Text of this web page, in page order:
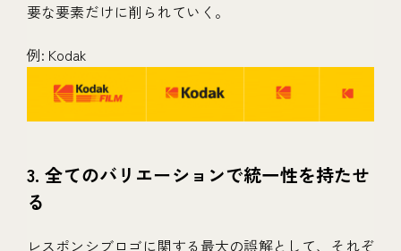
要な要素だけに削られていく。
例: Kodak
3. 全てのバリエーションで統一性を持たせ
る
レスポンシブロゴに関する最大の誤解として、それぞ